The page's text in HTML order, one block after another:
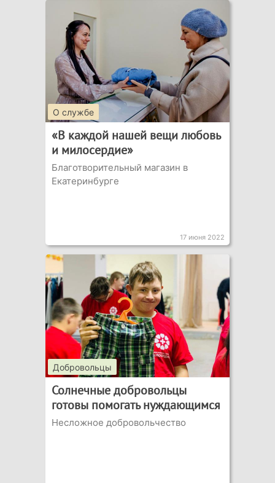
О службе
«В каждой нашей вещи любовь
и милосердие»
Благотворительный магазин в
Екатеринбурге
17 июня 2022
Добровольцы
Солнечные добровольцы
готовы помогать нуждающимся
Несложное добровольчество